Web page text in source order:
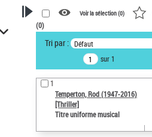
VOTRE RECHERCHE
Recherche avancée dans les
notices d’autorité
Œuvres liées à l'auteur :
Temperton, Rod (1947-2016)
Sauvegarder votre recherche
AFFINER
Voir la sélection (0)
(0)
Tri par : Défaut
sur 1
1
Temperton, Rod (1947-2016)
[Thriller]
Titre uniforme musical